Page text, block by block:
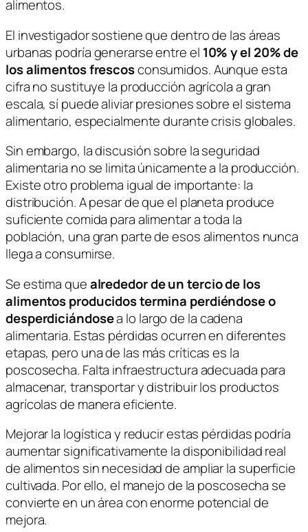
alimentos.
El investigador sostiene que dentro de las áreas
urbanas podría generarse entre el 10% y el 20% de
los alimentos frescosconsumidos. Aunque esta
cifra no sustituye la producción agrícola a gran
escala, sí puede aliviar presiones sobre el sistema
alimentario, especialmente durante crisis globales.
Sin embargo, la discusión sobre la seguridad
alimentaria no se limita únicamente a la producción.
Existe otro problema igual de importante: la
distribución. A pesar de que el planeta produce
suficiente comida para alimentar a toda la
población, una gran parte de esos alimentos nunca
llega a consumirse.
Se estima quealrededor de un tercio de los
alimentos producidos termina perdiéndose o
desperdiciándosea lo largo de la cadena
alimentaria. Estas pérdidas ocurren en diferentes
etapas, pero una de las más críticas es la
poscosecha. Falta infraestructura adecuada para
almacenar, transportar y distribuir los productos
agrícolas de manera eficiente.
Mejorar la logística y reducir estas pérdidas podría
aumentar significativamente la disponibilidad real
de alimentos sin necesidad de ampliar la superficie
cultivada. Por ello, el manejo de la poscosecha se
convierte en un área con enorme potencial de
mejora.